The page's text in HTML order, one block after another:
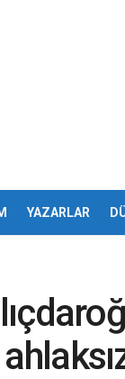
YAZARLAR